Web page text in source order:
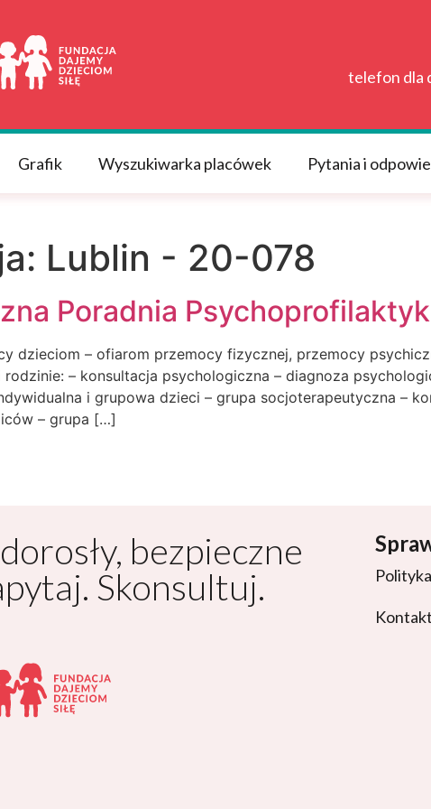
telefon dla
Grafik Wyszukiwarka placówek Pytania i
Lublin - 20-078
Poradnia
dzieciom – ofiarom przemocy fizycznej, przemocy
– konsultacja psychologiczna – diagnoza
i grupowa dzieci – grupa socjoterapeutyczna –
– grupa […]
bezpieczne
Skonsultuj.
Kontakt